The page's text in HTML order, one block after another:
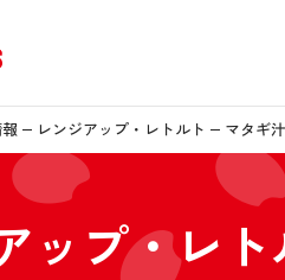
レンジアップ・レトルト マタギ
ップ・レ